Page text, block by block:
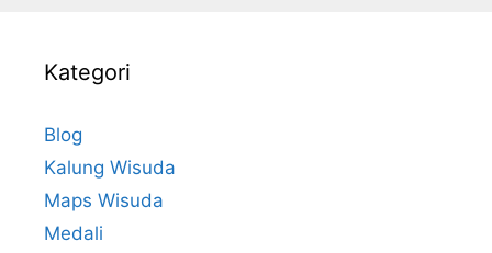
Kategori
Blog
Kalung Wisuda
Maps Wisuda
Medali